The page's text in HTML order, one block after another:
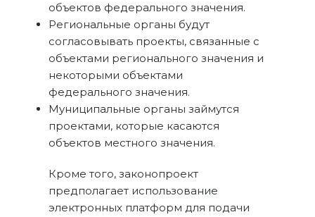
объектов федерального значения.
Региональные органы будут
согласовывать проекты, связанные с
объектами регионального значения и
некоторыми объектами
федерального значения.
Муниципальные органы займутся
проектами, которые касаются
объектов местного значения.
Кроме того, законопроект
предполагает использование
электронных платформ для подачи